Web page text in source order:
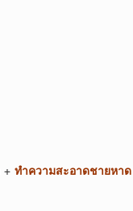
+ ทำความสะอาดชายหาด